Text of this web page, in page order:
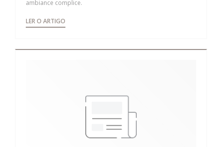
ambiance complice.
LER O ARTIGO